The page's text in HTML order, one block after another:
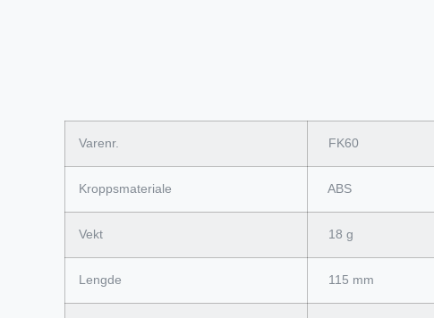
Varenr. FK60
Kroppsmateriale ABS
Vekt 18 g
Lengde 115 mm